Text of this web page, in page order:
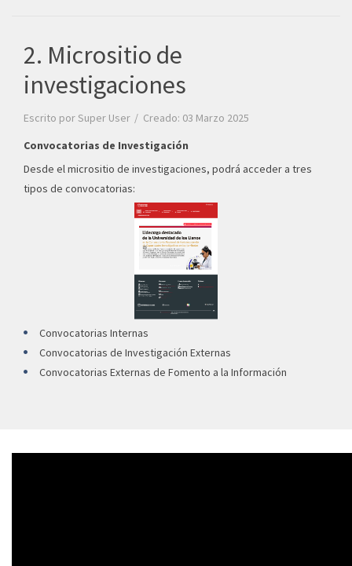
2. Micrositio de
investigaciones
Escrito porSuper User
Creado: 03 Marzo 2025
Convocatorias de Investigación
Desde el micrositio de investigaciones, podrá acceder a tres
tipos de convocatorias:
Convocatorias Internas
Convocatorias de Investigación Externas
Convocatorias Externas de Fomento a la Información